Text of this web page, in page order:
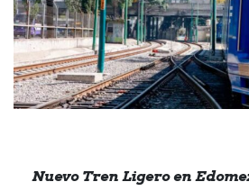
Nuevo Tren Ligero en